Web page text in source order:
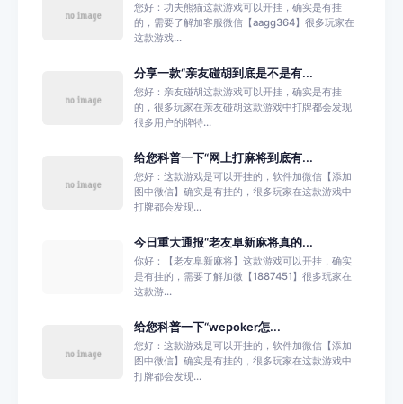
您好：功夫熊猫这款游戏可以开挂，确实是有挂
的，需要了解加客服微信【aagg364】很多玩家在
这款游戏...
分享一款“亲友碰胡到底是不是有...
您好：亲友碰胡这款游戏可以开挂，确实是有挂
的，很多玩家在亲友碰胡这款游戏中打牌都会发现
很多用户的牌特...
给您科普一下“网上打麻将到底有...
您好：这款游戏是可以开挂的，软件加微信【添加
图中微信】确实是有挂的，很多玩家在这款游戏中
打牌都会发现...
今日重大通报“老友阜新麻将真的...
你好：【老友阜新麻将】这款游戏可以开挂，确实
是有挂的，需要了解加微【1887451】很多玩家在
这款游...
给您科普一下“wepoker怎...
您好：这款游戏是可以开挂的，软件加微信【添加
图中微信】确实是有挂的，很多玩家在这款游戏中
打牌都会发现...